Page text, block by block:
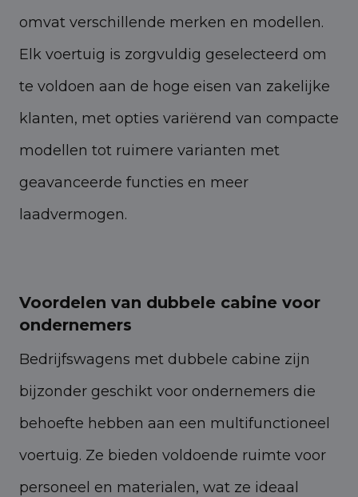
omvat verschillende merken en modellen.
Elk voertuig is zorgvuldig geselecteerd om
te voldoen aan de hoge eisen van zakelijke
klanten, met opties variërend van compacte
modellen tot ruimere varianten met
geavanceerde functies en meer
laadvermogen.
Voordelen van dubbele cabine voor
ondernemers
Bedrijfswagens met dubbele cabine zijn
bijzonder geschikt voor ondernemers die
behoefte hebben aan een multifunctioneel
voertuig. Ze bieden voldoende ruimte voor
personeel en materialen, wat ze ideaal